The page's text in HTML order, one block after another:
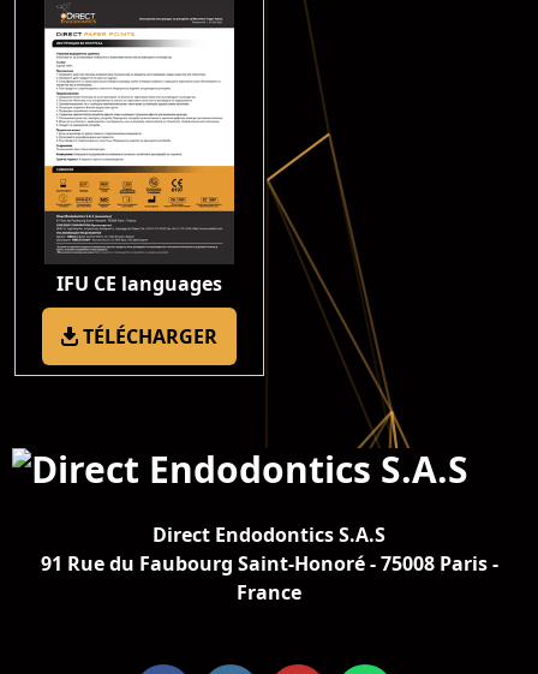
IFU CE languages
TÉLÉCHARGER
Direct Endodontics S.A.S
91 Rue du Faubourg Saint-Honoré - 75008 Paris -
France